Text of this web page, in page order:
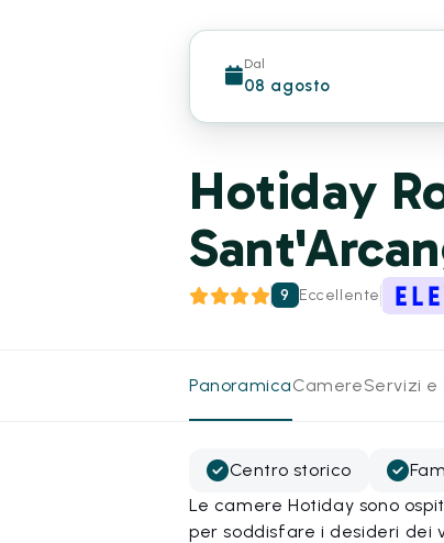
Dal
08 agosto
Hotiday
9 Eccellente
PanoramicaCamereServizi
Centro storico
Le camere Hotiday sono
per soddisfare i desideri dei